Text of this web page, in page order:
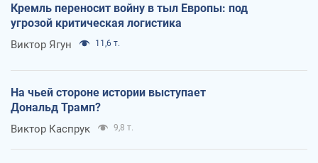
Кремль переносит войну в тыл Европы: под
угрозой критическая логистика
Виктор Ягун 11,6 т.
На чьей стороне истории выступает
Дональд Трамп?
Виктор Каспрук 9,8 т.